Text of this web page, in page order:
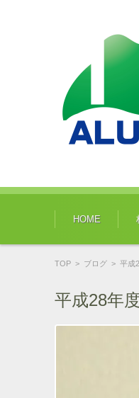
コンテンツに移動
HOME
TOP > ブログ > 平成
平成28年